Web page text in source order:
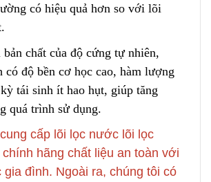
có hiệu quả hơn so với lõi
chất của độ cứng tự nhiên,
có độ bền cơ học cao, hàm lượng
tái sinh ít hao hụt, giúp tăng
quá trình sử dụng.
cấp lõi lọc nước lõi lọc
hãng chất liệu an toàn với
đình. Ngoài ra, chúng tôi có